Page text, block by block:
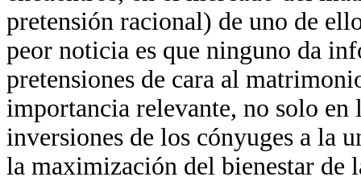
pretensión racional) de uno de
peor noticia es que ninguno da
pretensiones de cara al
importancia relevante, no solo
inversiones de los cónyuges a la
la maximización del bienestar de